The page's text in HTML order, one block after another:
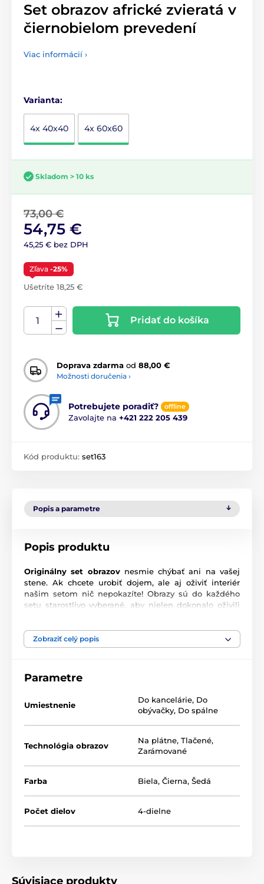
Set obrazov africké zvieratá v
čiernobielom prevedení
Viac informácií ›
Varianta:
4x 40x40 4x 60x60
Skladom > 10 ks
73,00 €
54,75 €
45,25 € bez DPH
Zľava -25%
Ušetríte 18,25 €
Pridať do košíka
Doprava zdarma od 88,00 €
Možnosti doručenia ›
Potrebujete poradiť? offline
Zavolajte na +421 222 205 439
Kód produktu: set163
Popis a parametre
Popis produktu
Originálny set obrazov nesmie chýbať ani na vašej
stene. Ak chcete urobiť dojem, ale aj oživiť interiér
našim setom nič nepokazíte! Obrazy sú do každého
setu starostlivo vyberané, aby nielen dokonalo oživili
na vás, tak neváhajte a vytvorte si aj vy zo steny
galériu plnú jedinečných motívov.
Zobraziť celý popis
Parametre
Umiestnenie
Do kancelárie, Do
obývačky, Do spálne
Technológia obrazov
Na plátne, Tlačené,
Zarámované
Farba Biela, Čierna, Šedá
Počet dielov 4-dielne
Súvisiace produkty